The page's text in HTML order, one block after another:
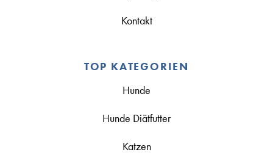
Kontakt
TOP KATEGORIEN
Hunde
Hunde Diätfutter
Katzen